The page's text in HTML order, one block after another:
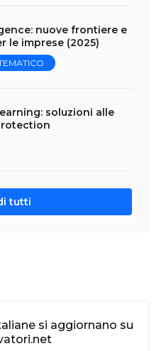
nuove frontiere e
le imprese (2025)
soluzioni alle
tutti
si aggiornano su